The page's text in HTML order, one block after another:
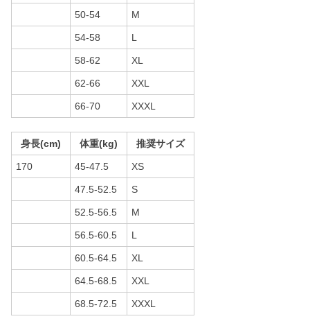
50-54 M
54-58 L
58-62 XL
62-66 XXL
66-70 XXXL
身長(cm) 体重(kg) 推奨サイズ
170 45-47.5 XS
47.5-52.5 S
52.5-56.5 M
56.5-60.5 L
60.5-64.5 XL
64.5-68.5 XXL
68.5-72.5 XXXL